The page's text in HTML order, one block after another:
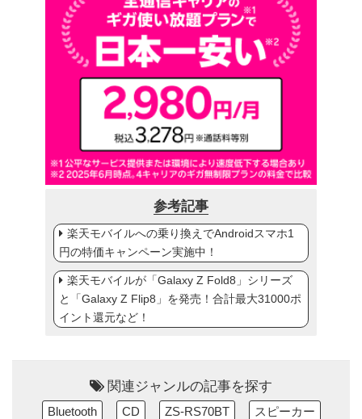
参考記事
楽天モバイルへの乗り換えでAndroidスマホ1
円の特価キャンペーン実施中！
楽天モバイルが「Galaxy Z Fold8」シリーズ
と「Galaxy Z Flip8」を発売！合計最大31000ポ
イント還元など！
関連ジャンルの記事を探す
Bluetooth CD ZS-RS70BT スピーカー